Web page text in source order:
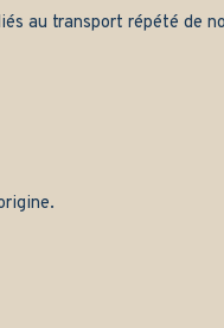
au transport répété de